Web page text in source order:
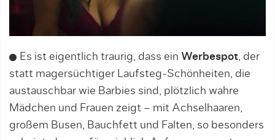
Es ist eigentlich traurig, dass ein Werbespot, der
statt magersüchtiger Laufsteg-Schönheiten, die
austauschbar wie Barbies sind, plötzlich wahre
Mädchen und Frauen zeigt – mit Achselhaaren,
großem Busen, Bauchfett und Falten, so besonders